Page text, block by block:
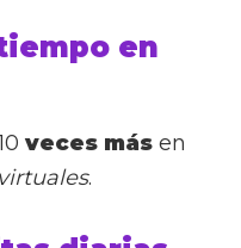
en
veces más en
.